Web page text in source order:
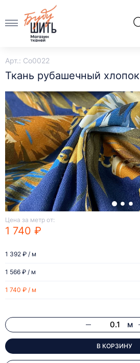
Арт.: Co0022
Ткань рубашечный хлопок
Цена за метр от:
1 740 ₽
1 740 ₽ / м
1 566 ₽ / м
1 392 ₽ / м
м
В КОРЗИНУ